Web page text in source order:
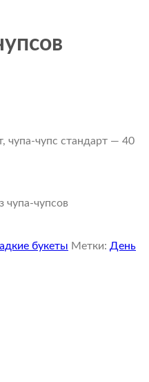
чупа-чупс стандарт — 40
чупа-чупсов
букеты Метки: День